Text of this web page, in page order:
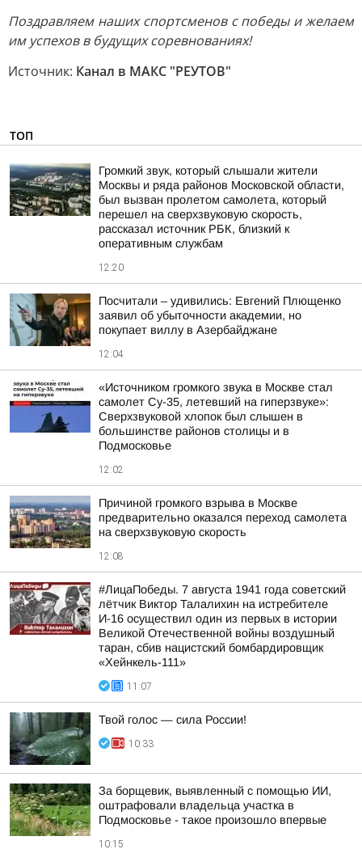
Поздравляем наших спортсменов с победы и желаем
им успехов в будущих соревнованиях!
Источник: Канал в МАКС "РЕУТОВ"
ТОП
Громкий звук, который слышали жители
Москвы и ряда районов Московской области,
был вызван пролетом самолета, который
перешел на сверхзвуковую скорость,
рассказал источник РБК, близкий к
оперативным службам
12:20
Посчитали – удивились: Евгений Плющенко
заявил об убыточности академии, но
покупает виллу в Азербайджане
12:04
«Источником громкого звука в Москве стал
самолет Су-35, летевший на гиперзвуке»:
Сверхзвуковой хлопок был слышен в
большинстве районов столицы и в
Подмосковье
12:02
Причиной громкого взрыва в Москве
предварительно оказался переход самолета
на сверхзвуковую скорость
12:08
#ЛицаПобеды. 7 августа 1941 года советский
лётчик Виктор Талалихин на истребителе
И-16 осуществил один из первых в истории
Великой Отечественной войны воздушный
таран, сбив нацистский бомбардировщик
«Хейнкель-111»
11:07
Твой голос — сила России!
10:33
За борщевик, выявленный с помощью ИИ,
оштрафовали владельца участка в
Подмосковье - такое произошло впервые
10:15